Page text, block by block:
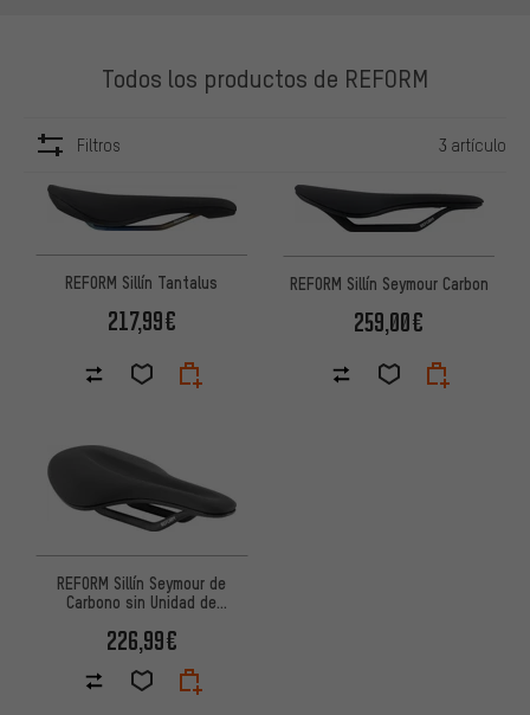
Todos los productos de REFORM
Filtros 3 artículo
ARTÍCULOS
REFORM Sillín Tantalus
217,99€
REFORM Sillín Seymour Carbon
259,00€
REFORM Sillín Seymour de
Carbono sin Unidad de
226,99€